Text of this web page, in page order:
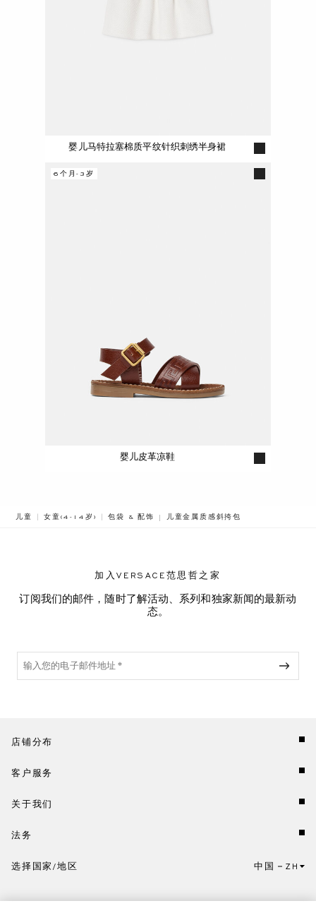
婴儿马特拉塞棉质平纹针织刺绣半身裙
婴儿皮革凉鞋
6个月-3岁
儿童 女童(4-14岁) 包袋 & 配饰 BREADCRUMB.ADA.LABEL.CURRENT
儿童金属质感斜挎包
加入VERSACE范思哲之家
订阅我们的邮件，随时了解活动、系列和独家新闻的最新动
态。
店铺分布
客户服务
关于我们
法务
点击此处选择国家/地区和语言。
选择国家/地区 中国 ZH